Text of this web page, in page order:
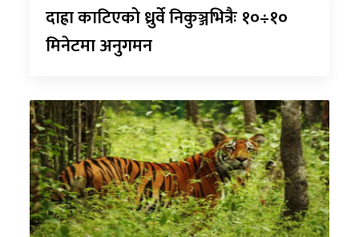
दाह्रा काटिएको ध्रुर्वे निकुञ्जभित्रैः १०÷१०
मिनेटमा अनुगमन